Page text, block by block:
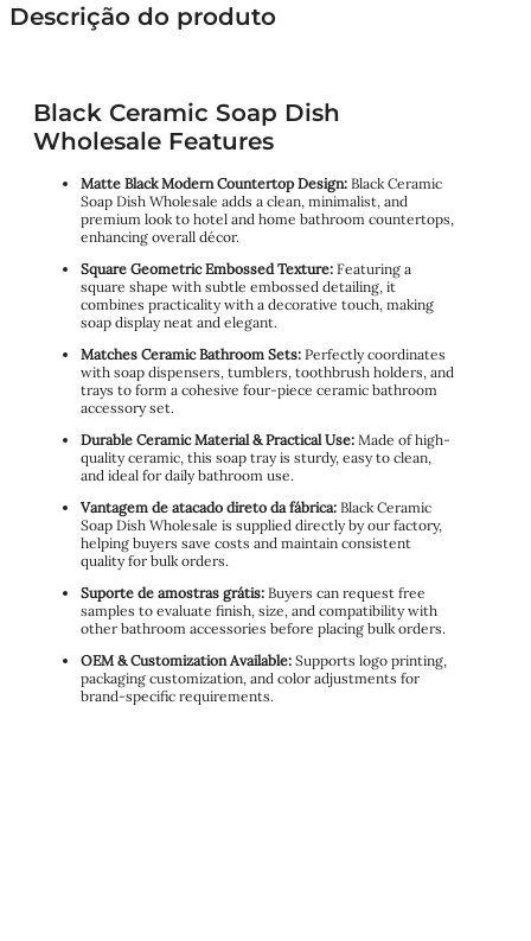
Descrição do produto
Black Ceramic Soap Dish
Wholesale Features
Matte Black Modern Countertop Design: Black Ceramic
Soap Dish Wholesale adds a clean, minimalist, and
premium look to hotel and home bathroom countertops,
enhancing overall décor.
Square Geometric Embossed Texture: Featuring a
square shape with subtle embossed detailing, it
combines practicality with a decorative touch, making
soap display neat and elegant.
Matches Ceramic Bathroom Sets: Perfectly coordinates
with soap dispensers, tumblers, toothbrush holders, and
trays to form a cohesive four-piece ceramic bathroom
accessory set.
Durable Ceramic Material & Practical Use: Made of high-
quality ceramic, this soap tray is sturdy, easy to clean,
and ideal for daily bathroom use.
Vantagem de atacado direto da fábrica: Black Ceramic
Soap Dish Wholesale is supplied directly by our factory,
helping buyers save costs and maintain consistent
quality for bulk orders.
Suporte de amostras grátis: Buyers can request free
samples to evaluate finish, size, and compatibility with
other bathroom accessories before placing bulk orders.
OEM & Customization Available: Supports logo printing,
packaging customization, and color adjustments for
brand-specific requirements.